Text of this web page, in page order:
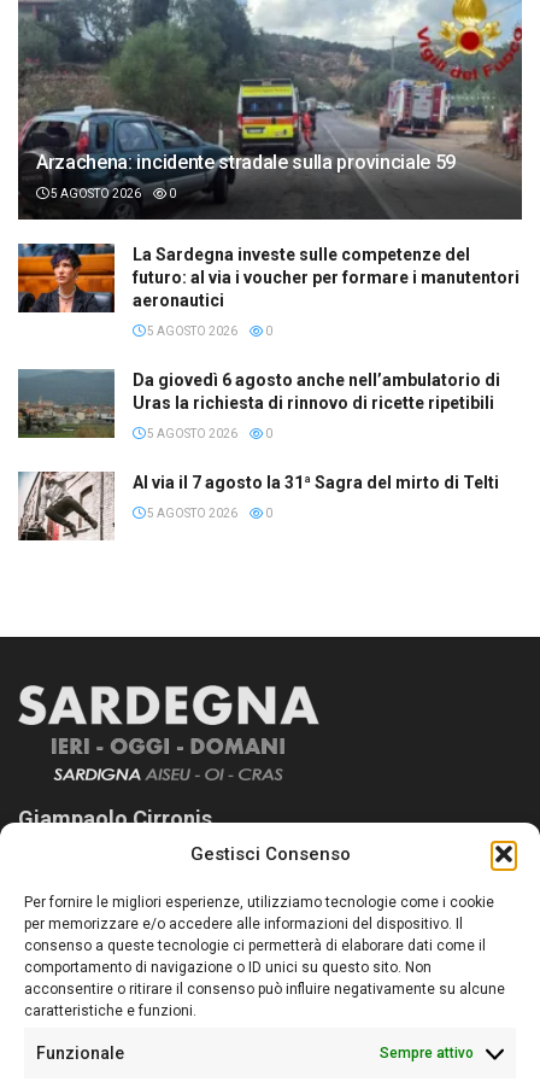
Gestisci Consenso
Per fornire le migliori esperienze, utilizziamo tecnologie come i cookie
per memorizzare e/o accedere alle informazioni del dispositivo. Il
consenso a queste tecnologie ci permetterà di elaborare dati come il
comportamento di navigazione o ID unici su questo sito. Non
acconsentire o ritirare il consenso può influire negativamente su alcune
caratteristiche e funzioni.
Funzionale Sempre attivo
Arzachena: incidente stradale sulla provinciale 59
5 AGOSTO 2026 0
La Sardegna investe sulle competenze del
futuro: al via i voucher per formare i manutentori
aeronautici
5 AGOSTO 2026 0
Da giovedì 6 agosto anche nell’ambulatorio di
Uras la richiesta di rinnovo di ricette ripetibili
5 AGOSTO 2026 0
Al via il 7 agosto la 31ª Sagra del mirto di Telti
5 AGOSTO 2026 0
Giampaolo Cirronis
Sardegna Ieri-Oggi-Domani nasce per informare “liberamente” i
lettori su quanto accade in Sardegna, con un occhio rivolto al
nostro passato e, soprattutto, al nostro futuro
Follow Us